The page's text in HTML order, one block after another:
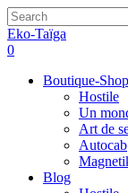
Eko-Taïga
0
Boutique-Shop
Hostile
Un
Art de
Autocab
Blog